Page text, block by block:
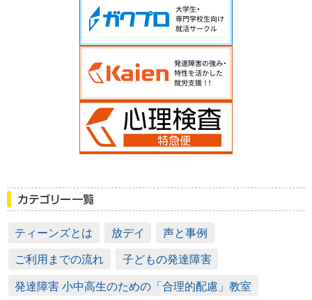
ティーンズとは 放デイ 声と事例
ご利用までの流れ 子どもの発達障害
発達障害 小中高生のための「合理的配慮」教室